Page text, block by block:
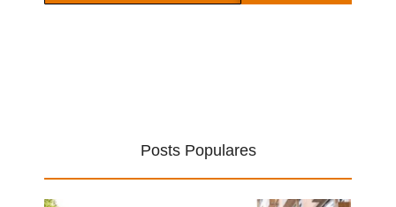
Posts Populares